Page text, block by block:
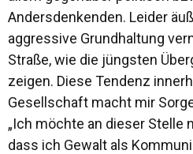
Andersdenkenden. Leider
aggressive Grundhaltung
Straße, wie die jüngsten
zeigen. Diese Tendenz
Gesellschaft macht mir
„Ich möchte an dieser Stelle
dass ich Gewalt als